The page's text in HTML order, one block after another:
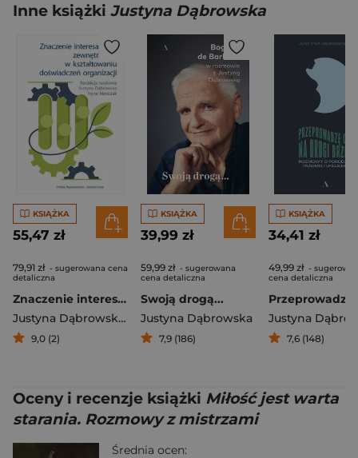
Inne książki Justyna Dąbrowska
KSIĄŻKA
55,47 zł
79,91 zł - sugerowana cena
detaliczna
Znaczenie interesariuszy zewnętrznych w kształtowaniu doświadczeń organizacji
Justyna Dąbrowska, Iryna Manczak
9,0 (2)
KSIĄŻKA
39,99 zł
59,99 zł - sugerowana
cena detaliczna
Swoją drogą...
Justyna Dąbrowska
7,9 (186)
KSIĄŻKA
34,41 zł
49,99 zł -
cena detaliczna
Justyna
7,6 (148)
Oceny i recenzje książki Miłość jest warta
starania. Rozmowy z mistrzami
Średnia ocen: